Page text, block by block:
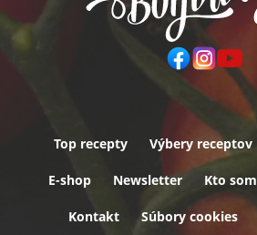
Päta
Top recepty Výbery receptov
E-shop Newsletter Kto som
Kontakt Súbory cookies